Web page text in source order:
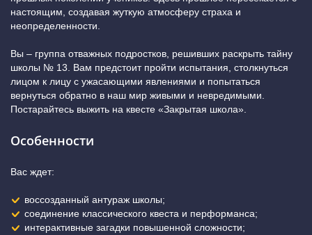
настоящим, создавая жуткую атмосферу страха и
неопределенности.
Вы – группа отважных подростков, решивших раскрыть тайну
школы № 13. Вам предстоит пройти испытания, столкнуться
лицом к лицу с ужасающими явлениями и попытаться
вернуться обратно в наш мир живыми и невредимыми.
Постарайтесь выжить на квесте «Закрытая школа».
Особенности
Вас ждет:
воссозданный антураж школы;
соединение классического квеста и перформанса;
интерактивные загадки повышенной сложности;